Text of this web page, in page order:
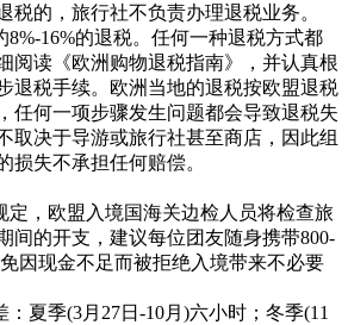
税的，旅行社不负责办理退税业务。
8%-16%的退税。任何一种退税方式都
阅读《欧洲购物退税指南》，并认真根
退税手续。欧洲当地的退税按欧盟退税
任何一项步骤发生问题都会导致退税失
取决于导游或旅行社甚至商店，因此组
损失不承担任何赔偿。
定，欧盟入境国海关边检人员将检查旅
间的开支，建议每位团友随身携带800-
因现金不足而被拒绝入境带来不必要
夏季(3月27日-10月)六小时；冬季(11